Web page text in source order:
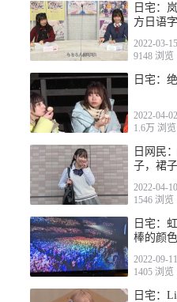
日宅：
方日语
2022-03-
9148 浏览
日宅：
2022-04-
1.6万 浏览
日网民
子，裙
2022-04-
1546 浏览
日宅：
棒的颜
2022-09-
1405 浏览
日宅：